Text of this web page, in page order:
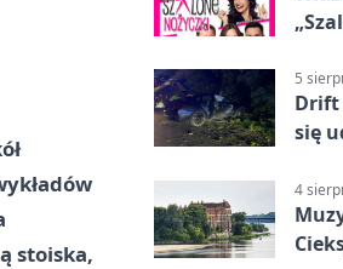
stoiska,
5
Drift
się
4